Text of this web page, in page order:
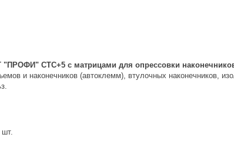
"ПРОФИ" СТС+5 c матрицами для опрессовки
и наконечников (автоклемм), втулочных наконечников,
шт.